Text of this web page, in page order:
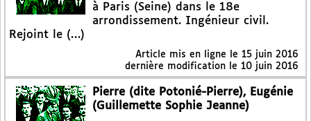
à Paris (Seine) dans le 18e
arrondissement. Ingénieur civil.
Rejoint le (…)
Article mis en ligne le 15 juin 2016
dernière modification le 10 juin 2016
Pierre (dite Potonié-Pierre), Eugénie
(Guillemette Sophie Jeanne)